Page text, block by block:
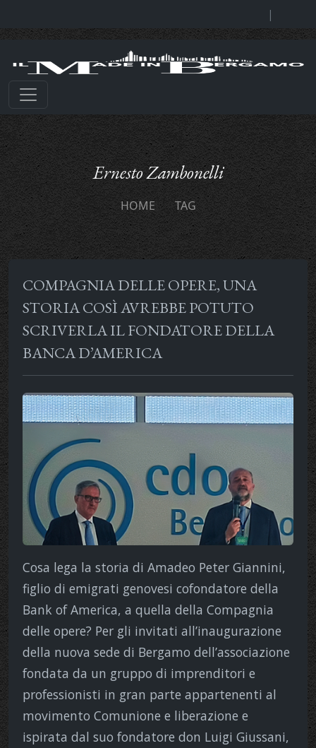
|
Ernesto Zambonelli
HOME TAG
COMPAGNIA DELLE OPERE, UNA
STORIA COSÌ AVREBBE POTUTO
SCRIVERLA IL FONDATORE DELLA
BANCA D’AMERICA
Cosa lega la storia di Amadeo Peter Giannini,
figlio di emigrati genovesi cofondatore della
Bank of America, a quella della Compagnia
delle opere? Per gli invitati all’inaugurazione
della nuova sede di Bergamo dell’associazione
fondata da un gruppo di imprenditori e
professionisti in gran parte appartenenti al
movimento Comunione e liberazione e
ispirata dal suo fondatore don Luigi Giussani,